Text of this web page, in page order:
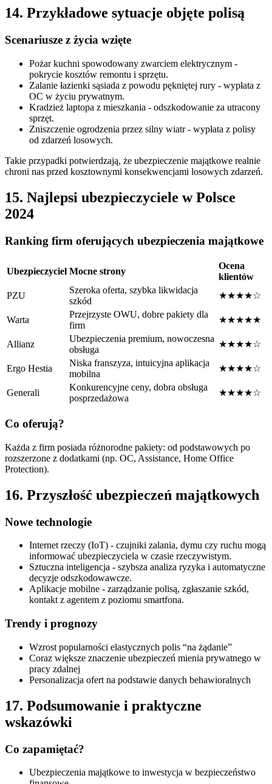
14. Przykładowe sytuacje objęte polisą
Scenariusze z życia wzięte
Pożar kuchni spowodowany zwarciem elektrycznym -
pokrycie kosztów remontu i sprzętu.
Zalanie łazienki sąsiada z powodu pękniętej rury - wypłata z
OC w życiu prywatnym.
Kradzież laptopa z mieszkania - odszkodowanie za utracony
sprzęt.
Zniszczenie ogrodzenia przez silny wiatr - wypłata z polisy
od zdarzeń losowych.
Takie przypadki potwierdzają, że ubezpieczenie majątkowe realnie
chroni nas przed kosztownymi konsekwencjami losowych zdarzeń.
15. Najlepsi ubezpieczyciele w Polsce
2024
Ranking firm oferujących ubezpieczenia majątkowe
Ubezpieczyciel Mocne strony
Ocena
klientów
PZU
Szeroka oferta, szybka likwidacja
szkód
★★★★☆
Warta
Przejrzyste OWU, dobre pakiety dla
firm
★★★★★
Allianz
Ubezpieczenia premium, nowoczesna
obsługa
★★★★☆
Ergo Hestia
Niska franszyza, intuicyjna aplikacja
mobilna
★★★★☆
Generali
Konkurencyjne ceny, dobra obsługa
posprzedażowa
★★★★☆
Co oferują?
Każda z firm posiada różnorodne pakiety: od podstawowych po
rozszerzone z dodatkami (np. OC, Assistance, Home Office
Protection).
16. Przyszłość ubezpieczeń majątkowych
Nowe technologie
Internet rzeczy (IoT) - czujniki zalania, dymu czy ruchu mogą
informować ubezpieczyciela w czasie rzeczywistym.
Sztuczna inteligencja - szybsza analiza ryzyka i automatyczne
decyzje odszkodowawcze.
Aplikacje mobilne - zarządzanie polisą, zgłaszanie szkód,
kontakt z agentem z poziomu smartfona.
Trendy i prognozy
Wzrost popularności elastycznych polis “na żądanie”
Coraz większe znaczenie ubezpieczeń mienia prywatnego w
pracy zdalnej
Personalizacja ofert na podstawie danych behawioralnych
17. Podsumowanie i praktyczne
wskazówki
Co zapamiętać?
Ubezpieczenia majątkowe to inwestycja w bezpieczeństwo